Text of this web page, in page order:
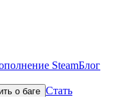
SteamБлог
о баге Стать